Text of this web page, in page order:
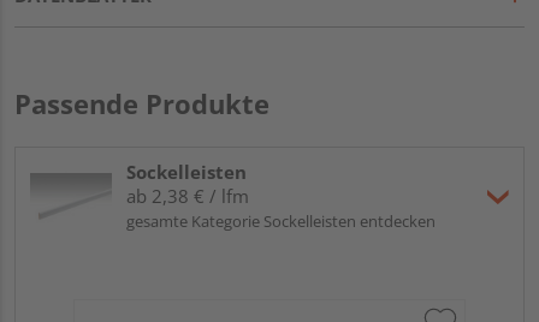
Passende Produkte
Sockelleisten
ab 2,38 € / lfm
gesamte Kategorie Sockelleisten entdecken